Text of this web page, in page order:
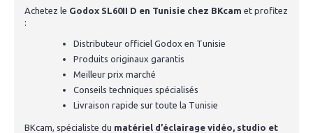
Achetez le Godox SL60II D en Tunisie chez BKcam et profitez
:
Distributeur officiel Godox en Tunisie
Produits originaux garantis
Meilleur prix marché
Conseils techniques spécialisés
Livraison rapide sur toute la Tunisie
BKcam, spécialiste du matériel d’éclairage vidéo, studio et